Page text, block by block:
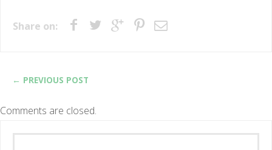
Share on:
← PREVIOUS POST
Comments are closed.